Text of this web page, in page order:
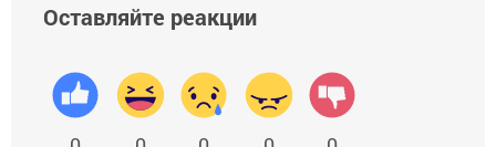
Оставляйте реакции